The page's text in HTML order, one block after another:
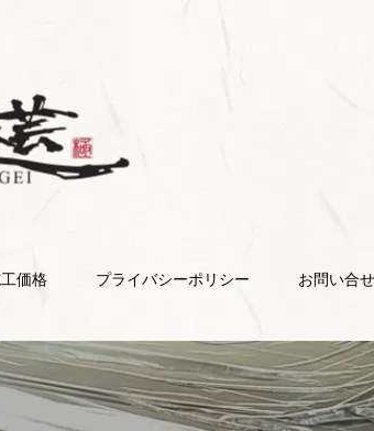
価格 プライバシーポリシー お問い合せ